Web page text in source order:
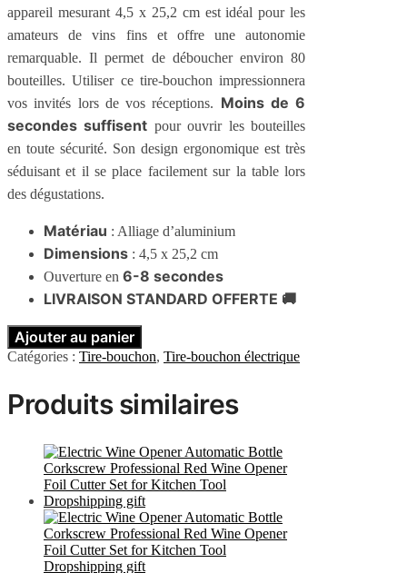
appareil mesurant 4,5 x 25,2 cm est idéal pour les
amateurs de vins fins et offre une autonomie
remarquable. Il permet de déboucher environ 80
bouteilles. Utiliser ce tire-bouchon impressionnera
vos invités lors de vos réceptions. Moins de 6
secondes suffisent pour ouvrir les bouteilles
en toute sécurité. Son design ergonomique est très
séduisant et il se place facilement sur la table lors
des dégustations.
Matériau : Alliage d’aluminium
Dimensions : 4,5 x 25,2 cm
Ouverture en 6-8 secondes
LIVRAISON STANDARD OFFERTE 🚚
Ajouter au panier
Catégories : Tire-bouchon, Tire-bouchon électrique
Produits similaires